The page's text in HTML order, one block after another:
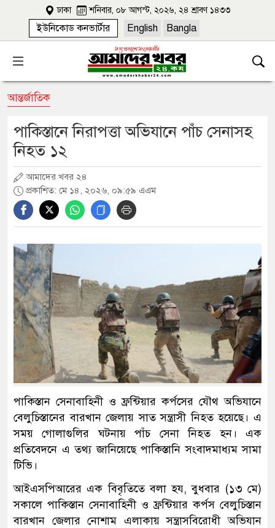
ঢাকা শনিবার, ০৮ আগস্ট, ২০২৬, ২৪ শ্রাবণ ১৪৩৩
ইউনিকোড কনভার্টার English Bangla
আন্তর্জাতিক
পাকিস্তানে নিরাপত্তা অভিযানে পাঁচ সেনাসহ
নিহত ১২
আমাদের খবর ২৪
প্রকাশিত: মে ১৪, ২০২৬, ০৯:৫৯ এএম
পাকিস্তান সেনাবাহিনী ও ফ্রন্টিয়ার কর্পসের যৌথ অভিযানে
বেলুচিস্তানের বারখান জেলায় সাত সন্ত্রাসী নিহত হয়েছে। এ
সময় গোলাগুলির ঘটনায় পাঁচ সেনা নিহত হন। এক
প্রতিবেদনে এ তথ্য জানিয়েছে পাকিস্তানি সংবাদমাধ্যম সামা
টিভি।
আইএসপিআরের এক বিবৃতিতে বলা হয, বুধবার (১৩ মে)
সকালে পাকিস্তান সেনাবাহিনী ও ফ্রন্টিয়ার কর্পস বেলুচিস্তান
বারখান জেলার নোশাম এলাকায় সন্ত্রাসবিরোধী অভিযান